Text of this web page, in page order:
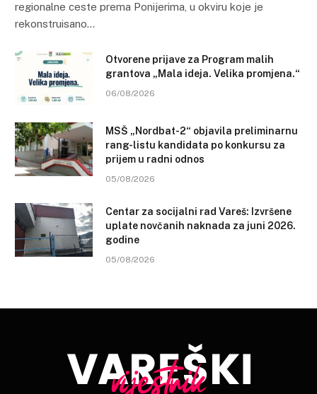
regionalne ceste prema Ponijerima, u okviru koje je
rekonstruisano…
Otvorene prijave za Program malih
grantova „Mala ideja. Velika promjena.“
06/08/2026
MSŠ „Nordbat-2“ objavila preliminarnu
rang-listu kandidata po konkursu za
prijem u radni odnos
05/08/2026
Centar za socijalni rad Vareš: Izvršene
uplate novčanih naknada za juni 2026.
godine
05/08/2026